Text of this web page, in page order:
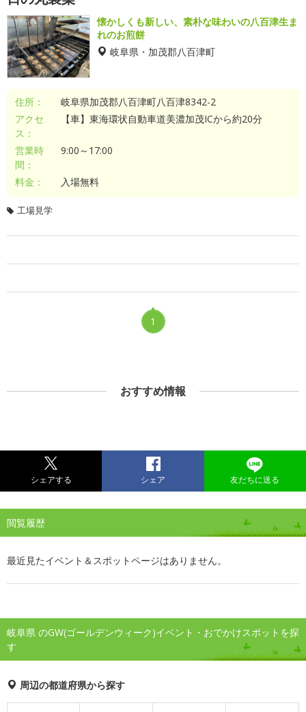
懐かしくも新しい、素朴な味わいの八百津生ま
れのお煎餅
岐阜県・加茂郡八百津町
住所：
岐阜県加茂郡八百津町八百津8342-2
アクセ
ス：
【車】東海環状自動車道美濃加茂ICから約20分
営業時
間：
9:00～17:00
料金： 入場無料
工場見学
1
おすすめ情報
シェアする シェア 友だちに送る
閲覧履歴
最近見たイベント＆スポットページはありません。
岐阜県 のGW(ゴールデンウィーク)イベント・おでかけスポットを探
す
周辺の都道府県から探す